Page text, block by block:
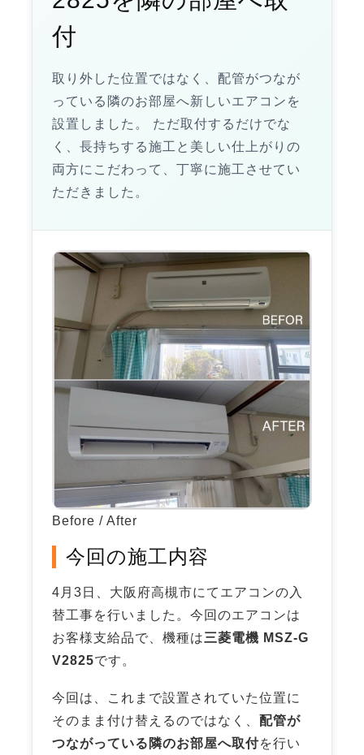
付
取り外した位置ではなく、配管がつなが
っている隣のお部屋へ新しいエアコンを
設置しました。 ただ取付するだけでな
く、長持ちする施工と美しい仕上がりの
両方にこだわって、丁寧に施工させてい
ただきました。
Before / After
今回の施工内容
4月3日、大阪府高槻市にてエアコンの入
替工事を行いました。今回のエアコンは
お客様支給品で、機種は三菱電機 MSZ-G
V2825です。
今回は、これまで設置されていた位置に
そのまま付け替えるのではなく、 配管が
つながっている隣のお部屋へ取付を行い